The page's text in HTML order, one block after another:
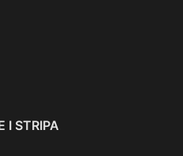
I STRIPA